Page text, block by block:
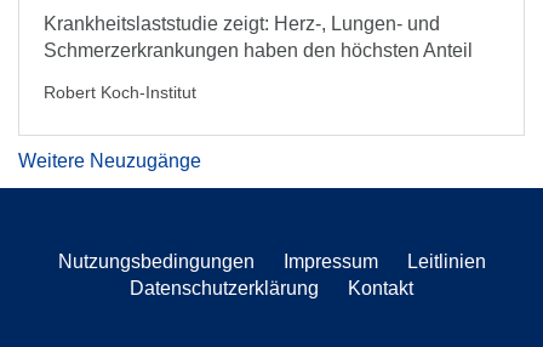
Krankheitslaststudie zeigt: Herz-, Lungen- und
Schmerzerkrankungen haben den höchsten Anteil
Robert Koch-Institut
Weitere Neuzugänge
Nutzungsbedingungen Impressum
Leitlinien
Datenschutzerklärung
Kontakt